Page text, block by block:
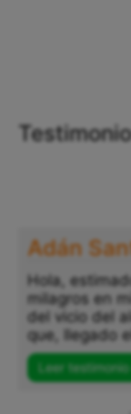
Adán
Hola,
milagros en
del vicio del
que, llegado
Leer